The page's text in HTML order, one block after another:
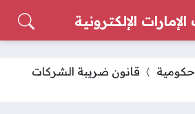
الإلكترونية
قانون ضريبة الشركات